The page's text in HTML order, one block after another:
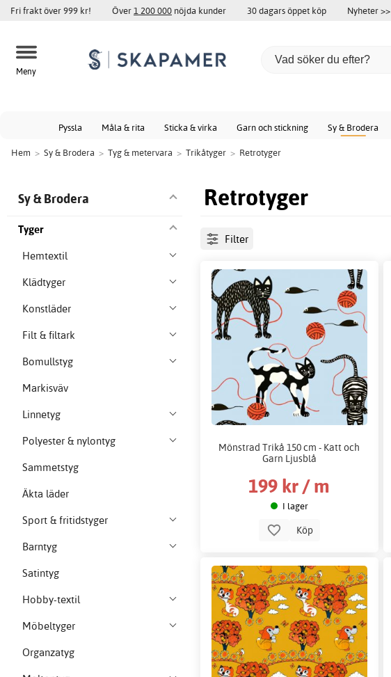
Fri frakt över 999 kr! Över1 200 000 nöjda kunder 30 dagars öppet köp Nyheter >>
Meny
Pyssla Måla & rita Sticka & virka Garn och stickning Sy & Brodera
Hem > Sy & Brodera > Tyg & metervara > Trikåtyger > Retrotyger
Retrotyger
Sy & Brodera
Tyger
Hemtextil
Klädtyger
Konstläder
Filt & filtark
Bomullstyg
Markisväv
Linnetyg
Polyester & nylontyg
Sammetstyg
Äkta läder
Sport & fritidstyger
Barntyg
Satintyg
Hobby-textil
Möbeltyger
Organzatyg
Filter
Mönstrad Trikå 150 cm - Katt och
Garn Ljusblå
199 kr / m
I lager
Köp